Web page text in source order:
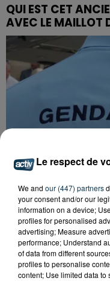
QUI EST CET
AVEC LE MAILLOT
FOREZTIVAL :
PROPOS
Le respect de
We and our (447) partners
your consent and/or our
information on a device;
profiles for personalised
advertising; Measure
performance; Understand
of data from different
profiles to personalise
content; Use limited data to